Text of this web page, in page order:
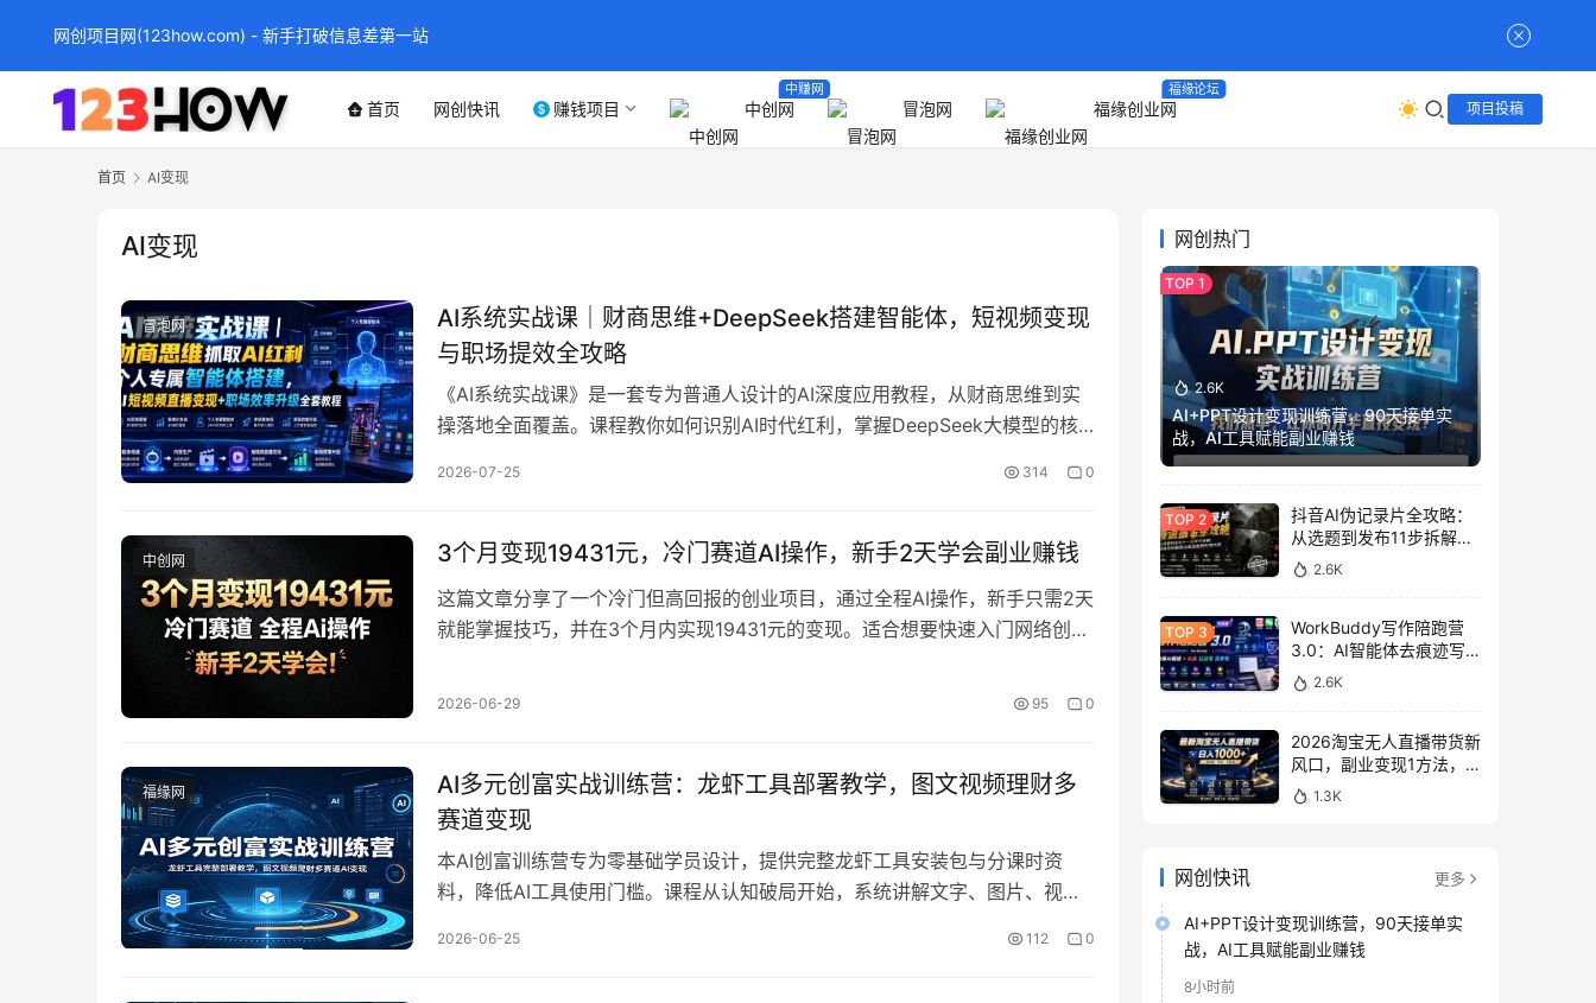
首页 网创快讯 赚钱项目 中创网
中赚网
冒泡网 福缘创业网
福缘论坛
项目投稿
首页 AI变现
AI变现
冒泡网
AI系统实战课｜财商思维+DeepSeek搭建智能体，短视频变现
与职场提效全攻略
《AI系统实战课》是一套专为普通人设计的AI深度应用教程，从财商思维到实
操落地全面覆盖。课程教你如何识别AI时代红利，掌握DeepSeek大模型的核
通过16节系统课程，学员将学会爆款文案创作、AI顾问打造、智能体定制等实
副业爱好者等想要借助AI提升竞争力的人群。
2026-07-25 314 0
中创网 3个月变现19431元，冷门赛道AI操作，新手2天学会副业赚钱
这篇文章分享了一个冷门但高回报的创业项目，通过全程AI操作，新手只需2天
就能掌握技巧，并在3个月内实现19431元的变现。适合想要快速入门网络创业
2026-06-29 95 0
福缘网
AI多元创富实战训练营：龙虾工具部署教学，图文视频理财多
赛道变现
本AI创富训练营专为零基础学员设计，提供完整龙虾工具安装包与分课时资
料，降低AI工具使用门槛。课程从认知破局开始，系统讲解文字、图片、视频
南及专属资料，课后答疑解决实操问题。无需高投入，即可通过AI内容创作和
2026-06-25 112 0
网创热门
2.6K
AI+PPT设计变现训练营，90天接单实
战，AI工具赋能副业赚钱
抖音AI伪记录片全攻略：
从选题到发布11步拆解，
零基础做出高流量真实感
内容
2.6K
WorkBuddy写作陪跑营
3.0：AI智能体去痕迹写
作，头条公众号百家号变
现
2.6K
2026淘宝无人直播带货新
风口，副业变现1方法，
无违规稳定可长期操作
1.3K
网创快讯 更多
AI+PPT设计变现训练营，90天接单实
战，AI工具赋能副业赚钱
8小时前
网创项目网(123how.com) - 新手打破信息差第一站